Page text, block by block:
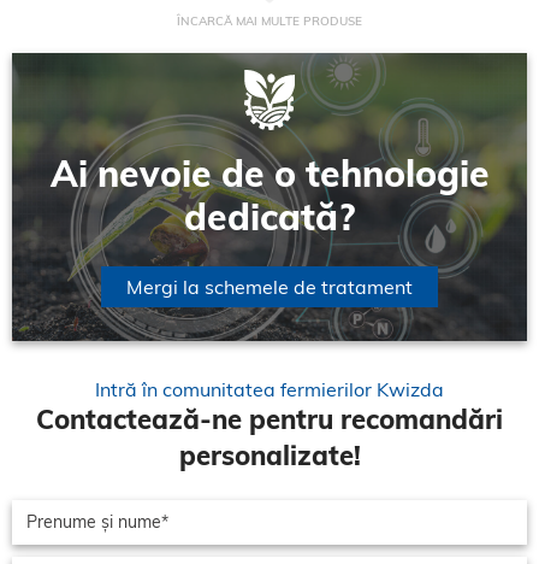
ÎNCARCĂ MAI MULTE PRODUSE
Ai nevoie de o tehnologie
dedicată?
Mergi la schemele de tratament
Intră în comunitatea fermierilor Kwizda
Contactează-ne pentru recomandări
personalizate!